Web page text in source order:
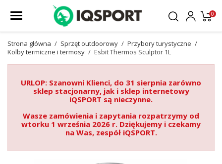
0
Strona główna Sprzęt outdoorowy
Przybory turystyczne
Kolby termiczne i termosy
Esbit Thermos Sculptor 1L
URLOP: Szanowni Klienci, do 31 sierpnia zarówno
sklep stacjonarny, jak i sklep internetowy
iQSPORT są nieczynne.
Wasze zamówienia i zapytania rozpatrzymy od
wtorku 1 września 2026 r. Dziękujemy i czekamy
na Was, zespół iQSPORT.